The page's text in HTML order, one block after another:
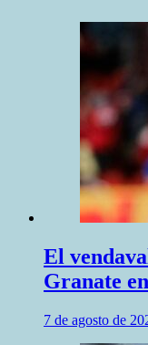
El
Granate
7 de agosto de